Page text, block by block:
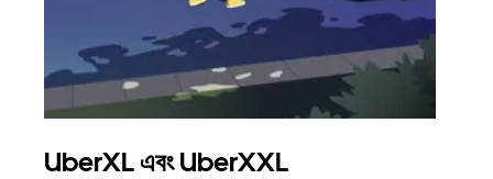
UberXL এবং UberXXL